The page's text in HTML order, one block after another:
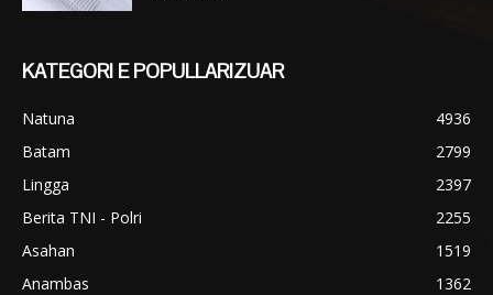
KATEGORI E POPULLARIZUAR
Natuna
4936
Batam
2799
Lingga
2397
Berita TNI - Polri
2255
Asahan
1519
Anambas
1362